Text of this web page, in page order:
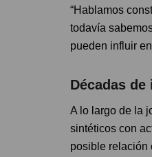
“Hablamos
todavía
pueden influir
Décadas
A lo largo de la
sintéticos con
posible relación